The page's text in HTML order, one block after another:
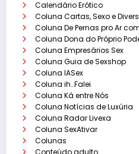
Calendário Erótico
Coluna Cartas, Sexo e
Coluna De Pernas pro Ar
Coluna Dona do Próprio
Coluna Empresários Sex
Coluna Guia de Sexshop
Coluna IASex
Coluna ih…Falei
Coluna Ká entre Nós
Coluna Notícias de Luxúria
Coluna Radar Livexa
Coluna SexAtivar
Colunas